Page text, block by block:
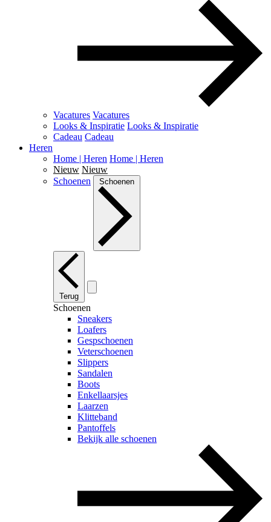
Vacatures Vacatures
Looks & Inspiratie Looks & Inspiratie
Cadeau Cadeau
Heren
Home | Heren Home | Heren
Nieuw Nieuw
Schoenen
Schoenen
Terug
Schoenen
Sneakers
Loafers
Gespschoenen
Veterschoenen
Slippers
Sandalen
Boots
Enkellaarsjes
Laarzen
Klitteband
Pantoffels
Bekijk alle schoenen